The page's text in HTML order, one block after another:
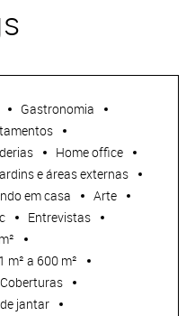
Gastronomia
Home office
e áreas externas
em casa
Arte
Entrevistas
m² a 600 m²
Coberturas
jantar